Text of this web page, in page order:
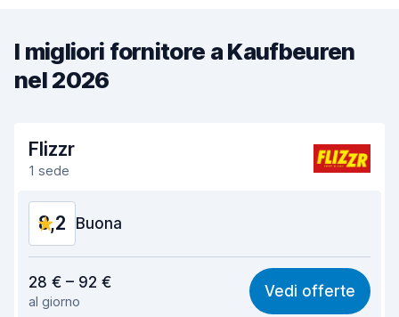
I migliori fornitore a Kaufbeuren
nel 2026
Flizzr
1 sede
8,2 Buona
7,6
Facile da trovare 8,2
28 € – 92 €
al giorno
Vedi offerte